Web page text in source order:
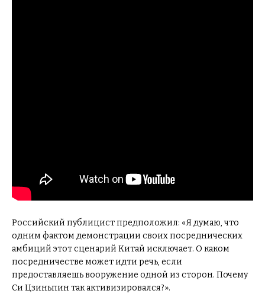
Российский публицист предположил: «Я думаю, что
одним фактом демонстрации своих посреднических
амбиций этот сценарий Китай исключает. О каком
посредничестве может идти речь, если
предоставляешь вооружение одной из сторон. Почему
Си Цзиньпин так активизировался?».